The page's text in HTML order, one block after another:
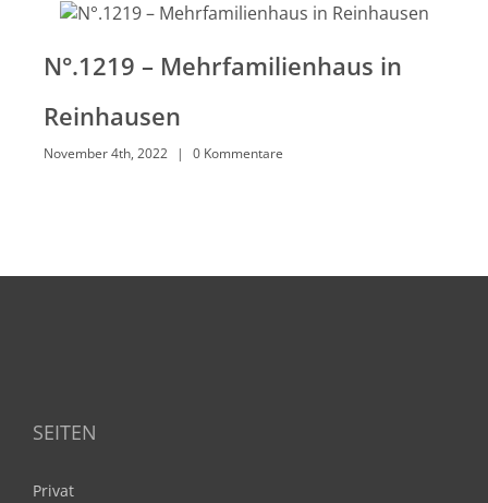
N°.1219 – Mehrfamilienhaus in
Reinhausen
November 4th, 2022 | 0 Kommentare
SEITEN
Privat